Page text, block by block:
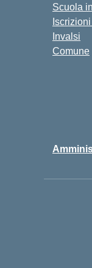
Scuola
Invalsi
Comune